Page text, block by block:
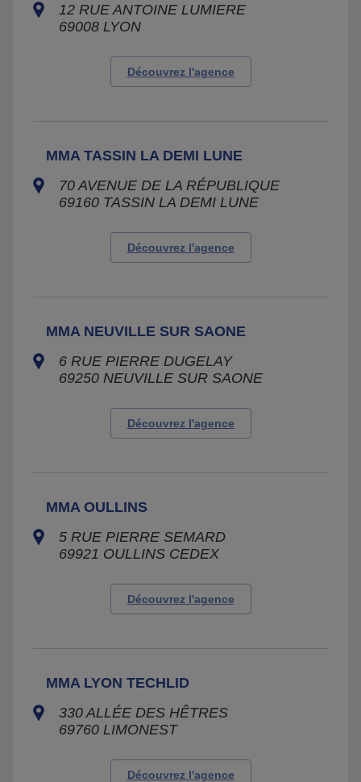
12 RUE ANTOINE LUMIERE
69008 LYON
Découvrez l'agence
MMA TASSIN LA DEMI LUNE
70 AVENUE DE LA RÉPUBLIQUE
69160 TASSIN LA DEMI LUNE
Découvrez l'agence
MMA NEUVILLE SUR SAONE
6 RUE PIERRE DUGELAY
69250 NEUVILLE SUR SAONE
Découvrez l'agence
MMA OULLINS
5 RUE PIERRE SEMARD
69921 OULLINS CEDEX
Découvrez l'agence
MMA LYON TECHLID
330 ALLÉE DES HÊTRES
69760 LIMONEST
Découvrez l'agence